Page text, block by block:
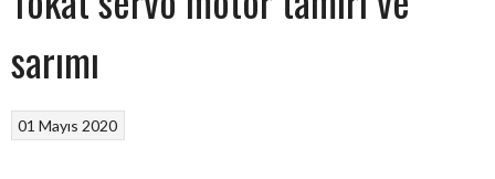
sarımı
01 Mayıs 2020